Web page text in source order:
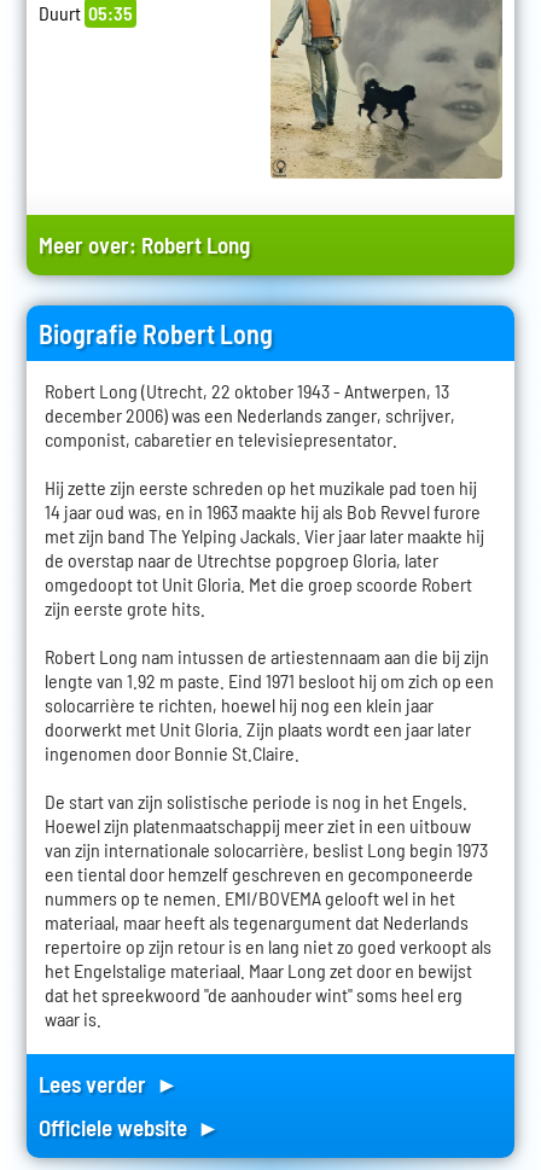
Duurt 05:35
Meer over: Robert Long
Biografie Robert Long
Robert Long (Utrecht, 22 oktober 1943 - Antwerpen, 13
december 2006) was een Nederlands zanger, schrijver,
componist, cabaretier en televisiepresentator.
Hij zette zijn eerste schreden op het muzikale pad toen hij
14 jaar oud was, en in 1963 maakte hij als Bob Revvel furore
met zijn band The Yelping Jackals. Vier jaar later maakte hij
de overstap naar de Utrechtse popgroep Gloria, later
omgedoopt tot Unit Gloria. Met die groep scoorde Robert
zijn eerste grote hits.
Robert Long nam intussen de artiestennaam aan die bij zijn
lengte van 1.92 m paste. Eind 1971 besloot hij om zich op een
solocarrière te richten, hoewel hij nog een klein jaar
doorwerkt met Unit Gloria. Zijn plaats wordt een jaar later
ingenomen door Bonnie St.Claire.
De start van zijn solistische periode is nog in het Engels.
Hoewel zijn platenmaatschappij meer ziet in een uitbouw
van zijn internationale solocarrière, beslist Long begin 1973
een tiental door hemzelf geschreven en gecomponeerde
nummers op te nemen. EMI/BOVEMA gelooft wel in het
materiaal, maar heeft als tegenargument dat Nederlands
repertoire op zijn retour is en lang niet zo goed verkoopt als
het Engelstalige materiaal. Maar Long zet door en bewijst
dat het spreekwoord "de aanhouder wint" soms heel erg
waar is.
Lees verder ►
Officiele website ►